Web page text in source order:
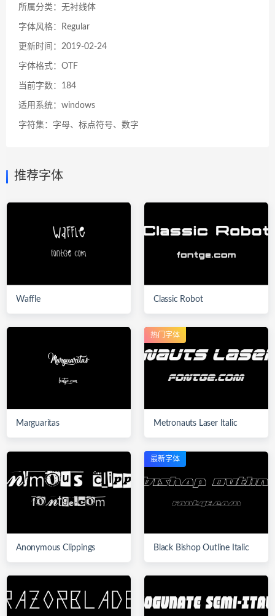
所属分类：无衬线体
字体风格：Regular
更新时间：2019-02-24
字体格式：OTF
当前字数：184
适用系统：windows
字符集：字母、标点符号、数字
推荐字体
Waffle Classic Robot
Marguaritas
热门字体
Metronauts Laser Italic
Anonymous Clippings
最新字体
Black Bishop Outline Italic